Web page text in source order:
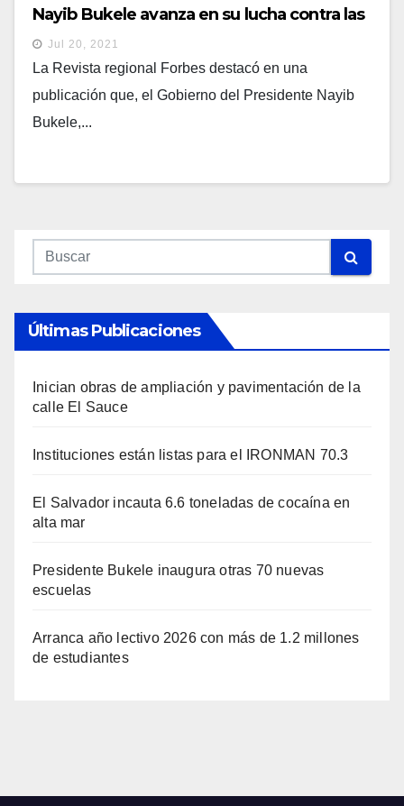
Nayib Bukele avanza en su lucha contra las
pandillas al incorporar más militares en
tareas de seguridad
Jul 20, 2021
La Revista regional Forbes destacó en una
publicación que, el Gobierno del Presidente Nayib
Bukele,...
Últimas Publicaciones
Inician obras de ampliación y pavimentación de la
calle El Sauce
Instituciones están listas para el IRONMAN 70.3
El Salvador incauta 6.6 toneladas de cocaína en
alta mar
Presidente Bukele inaugura otras 70 nuevas
escuelas
Arranca año lectivo 2026 con más de 1.2 millones
de estudiantes